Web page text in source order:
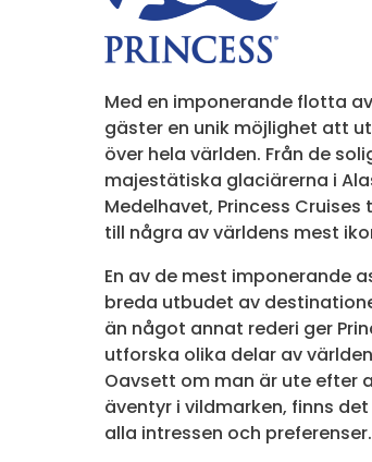
Med en imponerande flotta
gäster en unik möjlighet att
över hela världen. Från de
majestätiska glaciärerna i
Medelhavet, Princess
till några av världens mest
En av de mest imponerande
breda utbudet av
än något annat rederi ger
utforska olika delar av
Oavsett om man är ute efter
äventyr i vildmarken, finns
alla intressen och preferenser.